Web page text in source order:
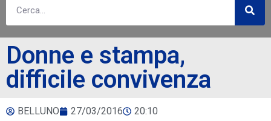
Donne e stampa,
difficile convivenza
BELLUNO 27/03/2016 20:10